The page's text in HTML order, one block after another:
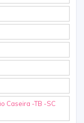
Caseira -TB -SC